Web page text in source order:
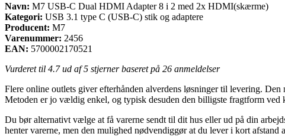
Navn: M7 USB-C Dual HDMI Adapter 8 i 2 med 2x HDMI(skærme)
Kategori: USB 3.1 type C (USB-C) stik og adaptere
Producent: M7
Varenummer: 2456
EAN: 5700002170521
Vurderet til 4.7ud af 5 stjerner baseret på 26 anmeldelser
Flere online outlets giver efterhånden alverdens løsninger til levering.
Metoden er jo vældig enkel, og typisk desuden den billigste fragtform
Du bør alternativt vælge at få varerne sendt til dit hus eller ud på din
henter varerne, men den mulighed nødvendiggør at du lever i kort afstand